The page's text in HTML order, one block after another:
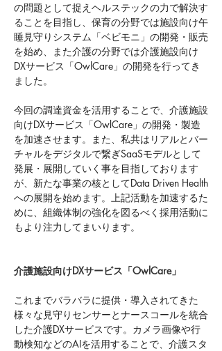
の問題として捉えヘルステックの力で解決す
ることを目指し、保育の分野では施設向け午
睡見守りシステム「ベビモニ」の開発・販売
を始め、また介護の分野では介護施設向け
DXサービス「OwlCare」の開発を行ってき
ました。
今回の調達資金を活用することで、介護施設
向けDXサービス「OwlCare」の開発・製造
を加速させます。また、私共はリアルとバー
チャルをデジタルで繋ぎSaaSモデルとして
発展・展開していく事を目指しております
が、新たな事業の核としてData Driven Health
への展開を始めます。上記活動を加速するた
めに、組織体制の強化を図るべく採用活動に
もより注力してまいります。
介護施設向けDXサービス「OwlCare」
これまでバラバラに提供・導入されてきた
様々な見守りセンサーとナースコールを統合
した介護DXサービスです。カメラ画像や行
動検知などのAIを活用することで、介護スタ